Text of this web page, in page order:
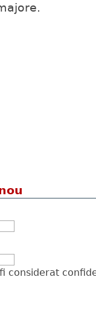
considerat